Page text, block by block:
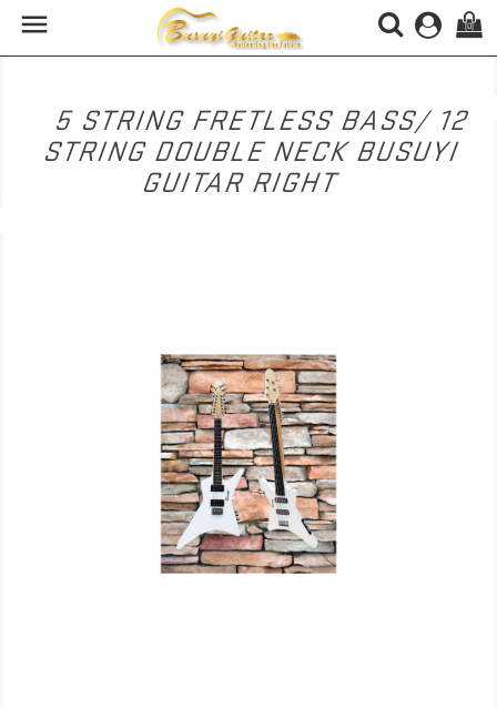
 (0)
5 STRING FRETLESS BASS/ 12
STRING DOUBLE NECK BUSUYI
GUITAR RIGHT